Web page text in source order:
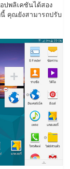
ปพลิเคชันได้สอง
คุณยังสามารถปรับ